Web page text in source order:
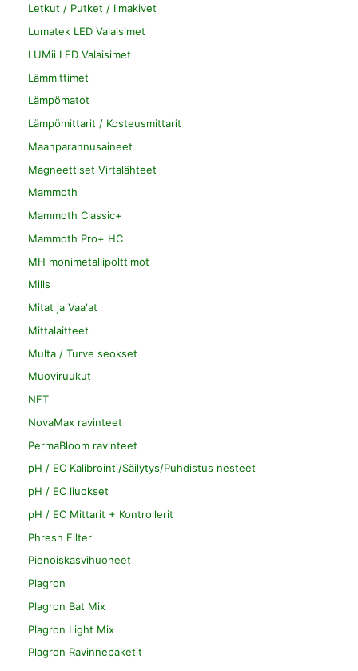
Letkut / Putket / Ilmakivet
Lumatek LED Valaisimet
LUMii LED Valaisimet
Lämmittimet
Lämpömatot
Lämpömittarit / Kosteusmittarit
Maanparannusaineet
Magneettiset Virtalähteet
Mammoth
Mammoth Classic+
Mammoth Pro+ HC
MH monimetallipolttimot
Mills
Mitat ja Vaa'at
Mittalaitteet
Multa / Turve seokset
Muoviruukut
NFT
NovaMax ravinteet
PermaBloom ravinteet
pH / EC Kalibrointi/Säilytys/Puhdistus nesteet
pH / EC liuokset
pH / EC Mittarit + Kontrollerit
Phresh Filter
Pienoiskasvihuoneet
Plagron
Plagron Bat Mix
Plagron Light Mix
Plagron Ravinnepaketit